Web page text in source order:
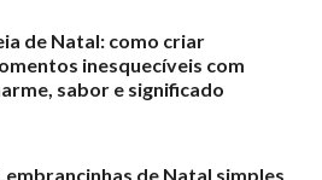
de Natal: como criar
inesquecíveis com
sabor e significado
de Natal simples